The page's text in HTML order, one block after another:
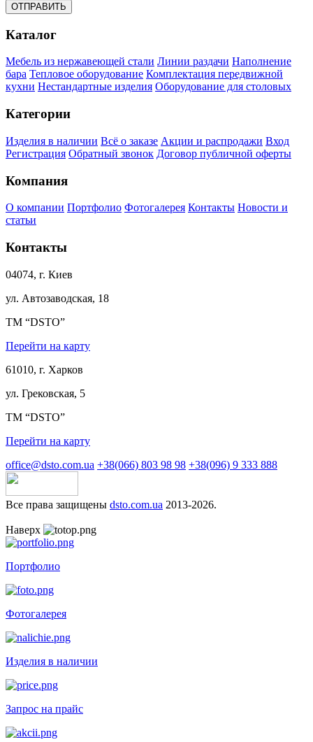
ОТПРАВИТЬ
Каталог
Мебель из нержавеющей стали Линии раздачи Наполнение
бара Тепловое оборудование Комплектация передвижной
кухни Нестандартные изделия Оборудование для столовых
Категории
Изделия в наличии Всё о заказе Акции и распродажи Вход
Регистрация Обратный звонок Договор публичной оферты
Компания
О компании Портфолио Фотогалерея Контакты Новости и
статьи
Контакты
04074, г. Киев
ул. Автозаводская, 18
ТМ “DSTO”
Перейти на карту
61010, г. Харков
ул. Грековская, 5
ТМ “DSTO”
Перейти на карту
office@dsto.com.ua +38(066) 803 98 98 +38(096) 9 333 888
Все права защищены dsto.com.ua 2013-2026.
Наверх
Портфолио
Фотогалерея
Изделия в наличии
Запрос на прайс